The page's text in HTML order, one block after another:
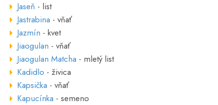
Jaseň - list
Jastrabina - vňať
Jazmín - kvet
Jiaogulan - vňať
Jiaogulan Matcha - mletý list
Kadidlo - živica
Kapsička - vňať
Kapucínka - semeno